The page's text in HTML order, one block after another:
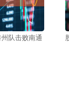
队击败南通